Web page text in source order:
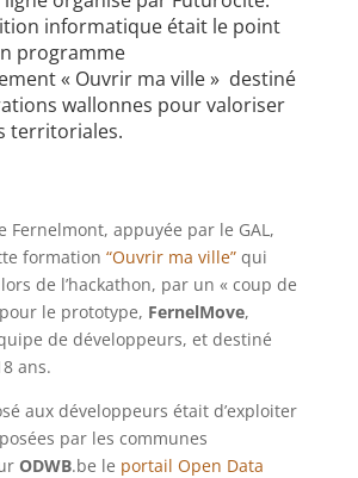
informatique était le point
programme
« Ouvrir ma ville »destiné
wallonnes pour valoriser
territoriales.
Fernelmont, appuyée par le GAL,
formation “Ouvrir ma ville”qui
de l’hackathon, par un « coup de
le prototype, FernelMove,
de développeurs, et destiné
ans.
aux développeurs était d’exploiter
par les communes
ODWB.be le portail Open Data